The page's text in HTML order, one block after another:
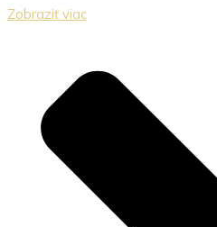
Zobraziť viac